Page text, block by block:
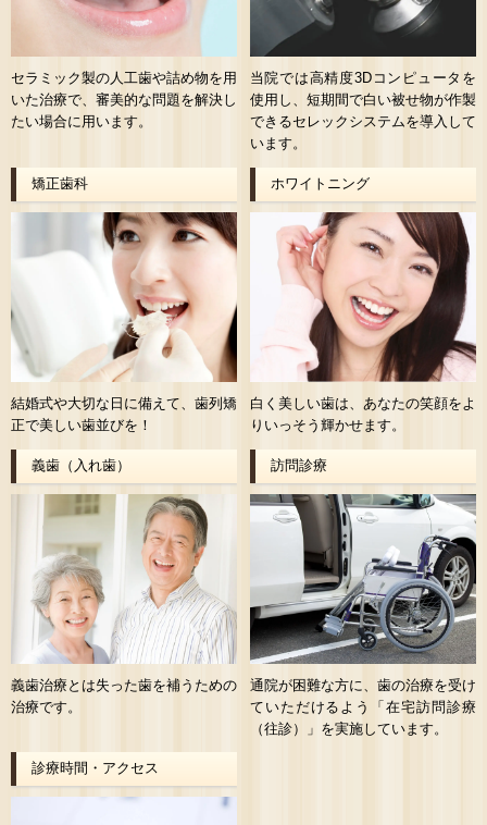
セラミック製の人工歯や詰め物を用
いた治療で、審美的な問題を解決し
たい場合に用います。
当院では高精度3Dコンピュータを
使用し、短期間で白い被せ物が作製
できるセレックシステムを導入して
います。
矯正歯科
結婚式や大切な日に備えて、歯列矯
正で美しい歯並びを！
ホワイトニング
白く美しい歯は、あなたの笑顔をよ
りいっそう輝かせます。
義歯（入れ歯）
義歯治療とは失った歯を補うための
治療です。
訪問診療
通院が困難な方に、歯の治療を受け
ていただけるよう「在宅訪問診療
（往診）」を実施しています。
診療時間・アクセス